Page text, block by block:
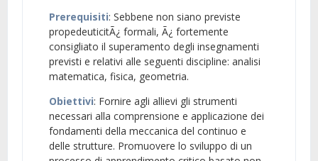
Prerequisiti: Sebbene non siano previste
propedeuticitÃ¿ formali, Ã¿ fortemente
consigliato il superamento degli insegnamenti
previsti e relativi alle seguenti discipline: analisi
matematica, fisica, geometria.
Obiettivi: Fornire agli allievi gli strumenti
necessari alla comprensione e applicazione dei
fondamenti della meccanica del continuo e
delle strutture. Promuovere lo sviluppo di un